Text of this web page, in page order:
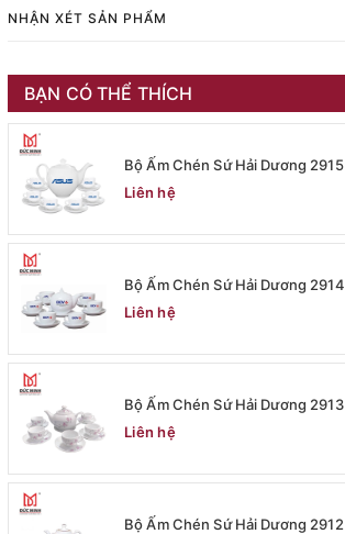
NHẬN XÉT SẢN PHẨM
BẠN CÓ THỂ THÍCH
Bộ Ấm Chén Sứ Hải Dương 2915
Liên hệ
Bộ Ấm Chén Sứ Hải Dương 2914
Liên hệ
Bộ Ấm Chén Sứ Hải Dương 2913
Liên hệ
Bộ Ấm Chén Sứ Hải Dương 2912